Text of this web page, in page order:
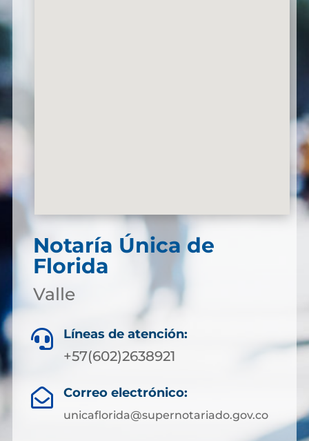
Notaría Única de
Florida
Valle
 Líneas de atención:
+57(602)2638921
 Correo electrónico:
unicaflorida@supernotariado.gov.co